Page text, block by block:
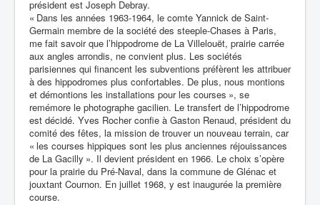
président est Joseph Debray.
« Dans les années 1963-1964, le comte Yannick de Saint-
Germain membre de la société des steeple-Chases à Paris,
me fait savoir que l’hippodrome de La Villelouët, prairie carrée
aux angles arrondis, ne convient plus. Les sociétés
parisiennes qui financent les subventions préfèrent les attribuer
à des hippodromes plus confortables. De plus, nous montions
et démontions les installations pour les courses », se
remémore le photographe gacilien. Le transfert de l’hippodrome
est décidé. Yves Rocher confie à Gaston Renaud, président du
comité des fêtes, la mission de trouver un nouveau terrain, car
« les courses hippiques sont les plus anciennes réjouissances
de La Gacilly ». Il devient président en 1966. Le choix s’opère
pour la prairie du Pré-Naval, dans la commune de Glénac et
jouxtant Cournon. En juillet 1968, y est inaugurée la première
course.